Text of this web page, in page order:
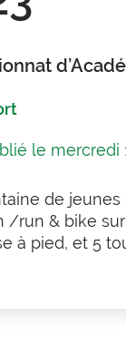
:
le mercredi
de jeunes
/run & bike
à pied, et 5